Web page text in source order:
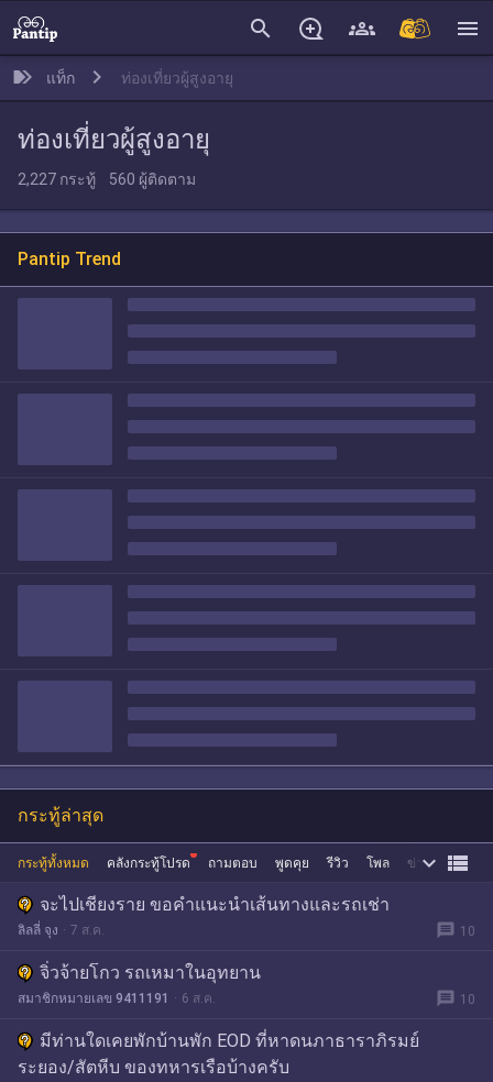
search menu
แท็ก ท่องเที่ยวผู้สูงอายุ
ท่องเที่ยวผู้สูงอายุ
2,227 กระทู้ 560 ผู้ติดตาม
Pantip Trend
กระทู้ล่าสุด
กระทู้ทั้งหมด คลังกระทู้โปรด ถามตอบ พูดคุย รีวิว โพล ข่าว ซื้อขาย
 
จะไปเชียงราย ขอคำแนะนำเส้นทางและรถเช่า
ลิลลี่ จุง 7 ส.ค. message 10
จิ่วจ้ายโกว รถเหมาในอุทยาน
สมาชิกหมายเลข 9411191 6 ส.ค. message 10
มีท่านใดเคยพักบ้านพัก EOD ที่หาดนภาธาราภิรมย์
ระยอง/สัตหีบ ของทหารเรือบ้างครับ